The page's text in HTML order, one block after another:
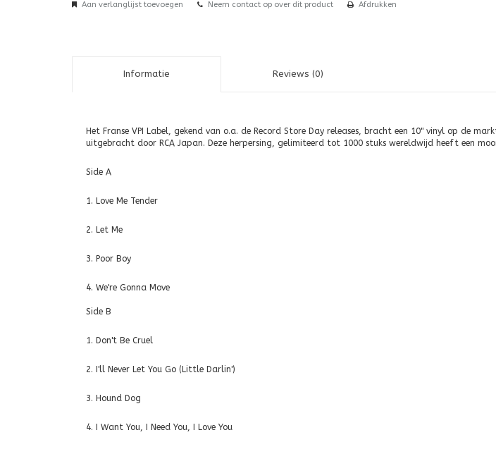
Aan verlanglijst toevoegen Neem contact op over dit product Afdrukken
Informatie Reviews (0)
Het Franse VPI Label, gekend van o.a. de Record Store Day releases, bracht een 10" vinyl op de
uitgebracht door RCA Japan. Deze herpersing, gelimiteerd tot 1000 stuks wereldwijd heeft een
Side A
1. Love Me Tender
2. Let Me
3. Poor Boy
4. We're Gonna Move
Side B
1. Don't Be Cruel
2. I'll Never Let You Go (Little Darlin')
3. Hound Dog
4. I Want You, I Need You, I Love You